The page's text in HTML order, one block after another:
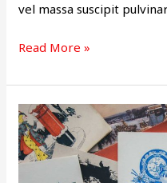
vel massa suscipit
Read More »
ARTICLE
3